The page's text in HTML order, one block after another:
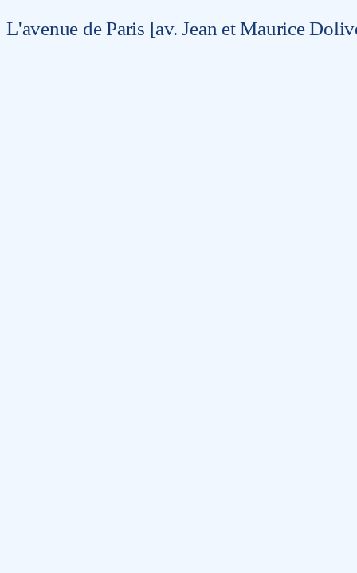
L'avenue de Paris [av. Jean et Maurice